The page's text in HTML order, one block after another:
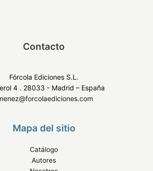
Contacto
Fórcola Ediciones S.L.
4 . 28033 - Madrid – España
Mapa del sitio
Catálogo
Autores